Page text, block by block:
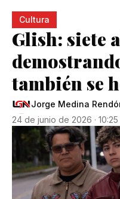
Cultura
Glish: siete
también se
Jorge Medina
24 de junio de 2026 · 10:25